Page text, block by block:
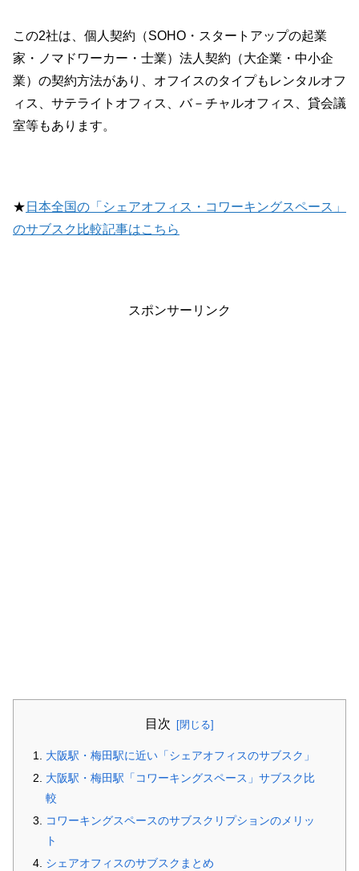
この2社は、個人契約（SOHO・スタートアップの起業
家・ノマドワーカー・士業）法人契約（大企業・中小企
業）の契約方法があり、オフイスのタイプもレンタルオフ
ィス、サテライトオフィス、バ－チャルオフィス、貸会議
室等もあります。
★ 日本全国の「シェアオフィス・コワーキングスペース」
のサブスク比較記事はこちら
スポンサーリンク
目次
大阪駅・梅田駅に近い「シェアオフィスのサブスク」
大阪駅・梅田駅「コワーキングスペース」サブスク比
較
コワーキングスペースのサブスクリプションのメリッ
ト
シェアオフィスのサブスクまとめ